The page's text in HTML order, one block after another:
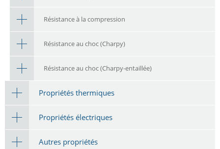
Résistance à la compression
Résistance au choc (Charpy)
Résistance au choc (Charpy-entaillée)
Propriétés thermiques
Propriétés électriques
Autres propriétés